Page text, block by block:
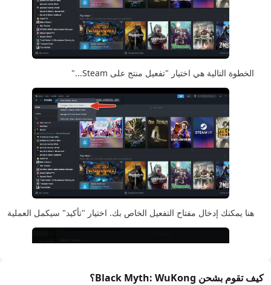
الخطوة التالية هي اختيار "تفعيل منتج على Steam..."
هنا يمكنك إدخال مفتاح التفعيل الخاص بك. اختيار "تأكيد" سيكمل العملية
كيف تقوم بشحن Black Myth: WuKong؟